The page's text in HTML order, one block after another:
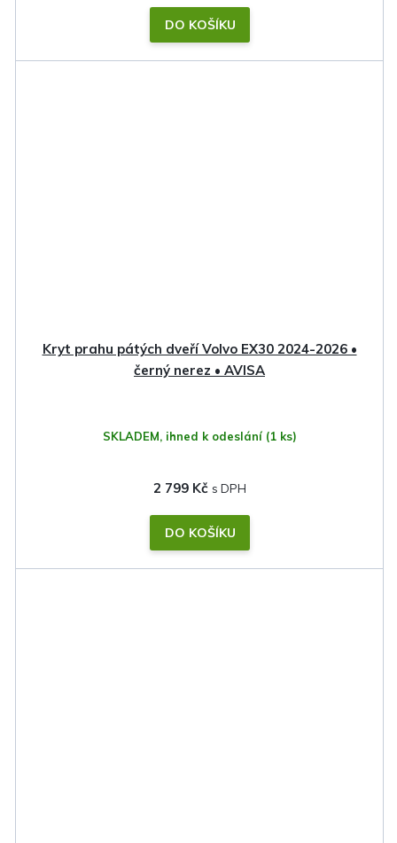
DO KOŠÍKU
Kryt prahu pátých dveří Volvo EX30 2024-2026 •
černý nerez • AVISA
SKLADEM, ihned k odeslání (1 ks)
2 799 Kč
DO KOŠÍKU